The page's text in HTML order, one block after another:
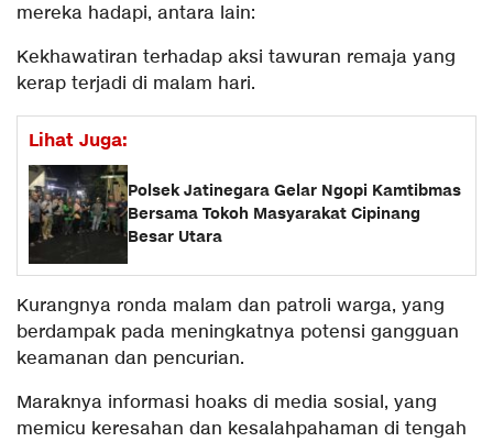
mereka hadapi, antara lain:
Kekhawatiran terhadap aksi tawuran remaja yang
kerap terjadi di malam hari.
Lihat Juga:
Polsek Jatinegara Gelar Ngopi Kamtibmas
Bersama Tokoh Masyarakat Cipinang
Besar Utara
Kurangnya ronda malam dan patroli warga, yang
berdampak pada meningkatnya potensi gangguan
keamanan dan pencurian.
Maraknya informasi hoaks di media sosial, yang
memicu keresahan dan kesalahpahaman di tengah